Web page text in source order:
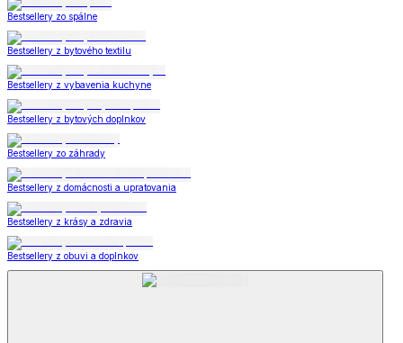
Bestsellery zo spálne
Bestsellery z bytového textilu
Bestsellery z vybavenia kuchyne
Bestsellery z bytových doplnkov
Bestsellery zo záhrady
Bestsellery z domácnosti a upratovania
Bestsellery z krásy a zdravia
Bestsellery z obuvi a doplnkov